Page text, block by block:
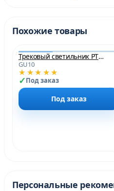
Похожие товары
Трековый светильник PTR 29 GU10 BL 230V IP20 Jazzway
GU10
★★★★★
Под заказ
Под заказ
Персональные